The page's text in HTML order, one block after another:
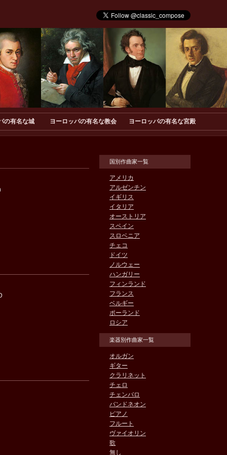
の有名な城 ヨーロッパの有名な教会 ヨーロッパの有名な宮殿
国別作曲家一覧
アメリカ
アルゼンチン
イギリス
イタリア
オーストリア
スペイン
スロベニア
チェコ
ドイツ
ノルウェー
ハンガリー
フィンランド
フランス
ベルギー
ポーランド
ロシア
楽器別作曲家一覧
オルガン
ギター
クラリネット
チェロ
チェンバロ
バンドネオン
ピアノ
フルート
ヴァイオリン
歌
無し